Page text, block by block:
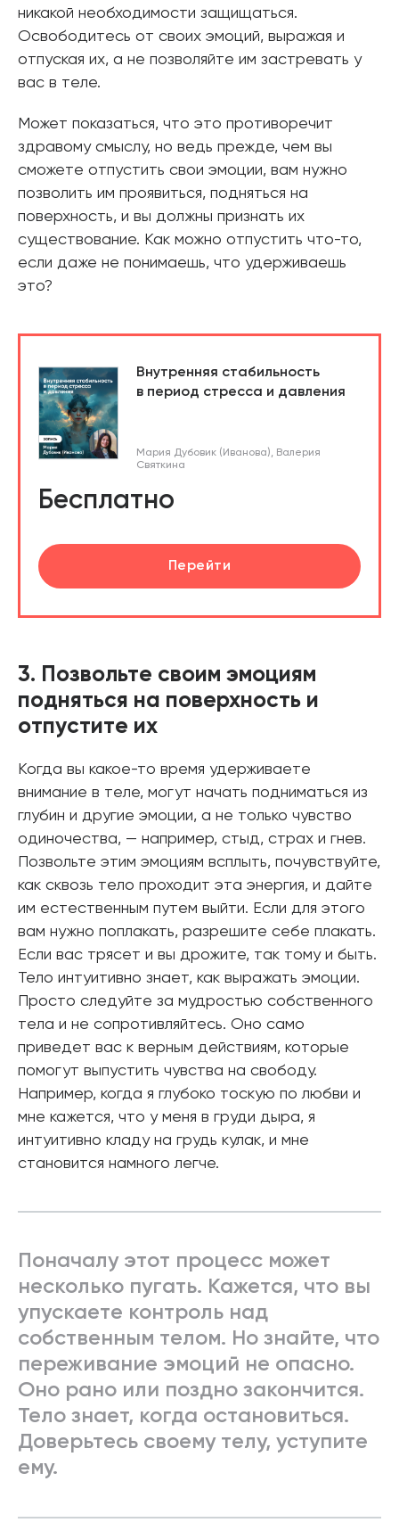
никакой необходимости защищаться.
Освободитесь от своих эмоций, выражая и
отпуская их, а не позволяйте им застревать у
вас в теле.
Может показаться, что это противоречит
здравому смыслу, но ведь прежде, чем вы
сможете отпустить свои эмоции, вам нужно
позволить им проявиться, подняться на
поверхность, и вы должны признать их
существование. Как можно отпустить что-то,
если даже не понимаешь, что удерживаешь
это?
Внутренняя стабильность
в период стресса и давления
Мария Дубовик (Иванова), Валерия
Святкина
Бесплатно
Перейти
3. Позвольте своим эмоциям
подняться на поверхность и
отпустите их
Когда вы какое-то время удерживаете
внимание в теле, могут начать подниматься из
глубин и другие эмоции, а не только чувство
одиночества, — например, стыд, страх и гнев.
Позвольте этим эмоциям всплыть, почувствуйте,
как сквозь тело проходит эта энергия, и дайте
им естественным путем выйти. Если для этого
вам нужно поплакать, разрешите себе плакать.
Если вас трясет и вы дрожите, так тому и быть.
Тело интуитивно знает, как выражать эмоции.
Просто следуйте за мудростью собственного
тела и не сопротивляйтесь. Оно само
приведет вас к верным действиям, которые
помогут выпустить чувства на свободу.
Например, когда я глубоко тоскую по любви и
мне кажется, что у меня в груди дыра, я
интуитивно кладу на грудь кулак, и мне
становится намного легче.
Поначалу этот процесс может
несколько пугать. Кажется, что вы
упускаете контроль над
собственным телом. Но знайте, что
переживание эмоций не опасно.
Оно рано или поздно закончится.
Тело знает, когда остановиться.
Доверьтесь своему телу, уступите
ему.